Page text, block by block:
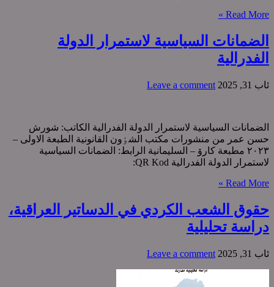
Read More »
الضمانات السیاسیة لاستمرار الدولة
الفدرالیة
ئاب 31, 2025 Leave a comment
الضمانات السیاسیة لاستمرار الدولة الفدرالیة الکاتب: شورش
حسن عمر من منشورات مکتب الشٶون القانونیة الطبعة الاولی –
٢٠٢٣ مطبعة کارۆ – السلیمانیة الرابط: الضمانات السیاسیة
لاستمرار الدولة الفدرالیة QR Kod:
Read More »
حقوق الشعب الکردي في الدساتیر العراقیة،
دراسة تحلیلیة
ئاب 31, 2025 Leave a comment